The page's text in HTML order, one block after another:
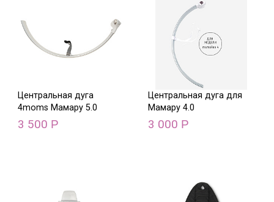
Центральная дуга
4moms Мамару 5.0
3 500 Р
Центральная дуга для
Мамару 4.0
3 000 Р